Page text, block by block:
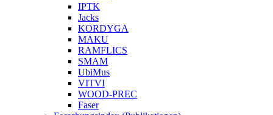
IPTK
Jacks
KORDYGA
MAKU
RAMFLICS
SMAM
UbiMus
VITVI
WOOD-PREC
Faser